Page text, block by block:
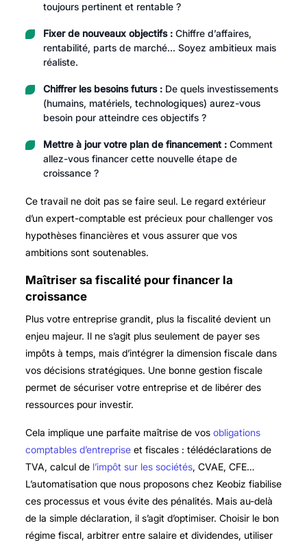
toujours pertinent et rentable ?
Fixer de nouveaux objectifs :Chiffre d’affaires,
rentabilité, parts de marché… Soyez ambitieux mais
réaliste.
Chiffrer les besoins futurs :De quels investissements
(humains, matériels, technologiques) aurez-vous
besoin pour atteindre ces objectifs ?
Mettre à jour votre plan de financement :Comment
allez-vous financer cette nouvelle étape de
croissance ?
Ce travail ne doit pas se faire seul. Le regard extérieur
d’un expert-comptable est précieux pour challenger vos
hypothèses financières et vous assurer que vos
ambitions sont soutenables.
Maîtriser sa fiscalité pour financer la
croissance
Plus votre entreprise grandit, plus la fiscalité devient un
enjeu majeur. Il ne s’agit plus seulement de payer ses
impôts à temps, mais d’intégrer la dimension fiscale dans
vos décisions stratégiques. Une bonne gestion fiscale
permet de sécuriser votre entreprise et de libérer des
ressources pour investir.
Cela implique une parfaite maîtrise de vos obligations
comptables d’entrepriseet fiscales : télédéclarations de
TVA, calcul de l’impôt sur les sociétés, CVAE, CFE…
L’automatisation que nous proposons chez Keobiz fiabilise
ces processus et vous évite des pénalités. Mais au-delà
de la simple déclaration, il s’agit d’optimiser. Choisir le bon
régime fiscal, arbitrer entre salaire et dividendes, utiliser